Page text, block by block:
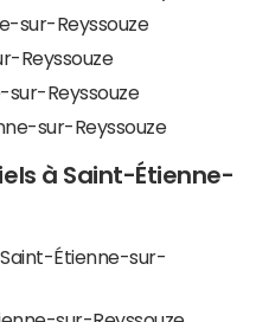
sur-Reyssouze
Reyssouze
sur-Reyssouze
sur-Reyssouze
à Saint-Étienne-
Étienne-sur-